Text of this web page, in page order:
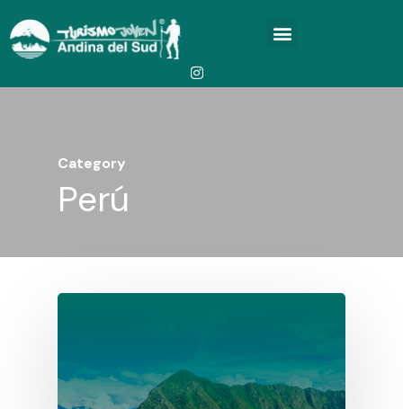
Category
Perú